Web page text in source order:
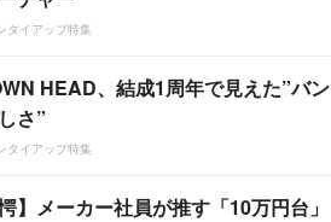
タイアップ特集
HEAD、結成1周年で見えた”バン
さ”
タイアップ特集
愕】メーカー社員が推す「10万円台」